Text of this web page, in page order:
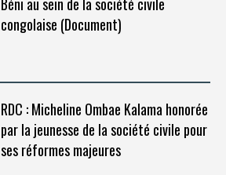
Béni au sein de la société civile
congolaise (Document)
RDC : Micheline Ombae Kalama honorée
par la jeunesse de la société civile pour
ses réformes majeures